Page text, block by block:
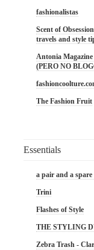
fashionalistas
Scent of
travels and style
Antonia Magazine
(PERO NO
The Fashion Fruit
Essentials
a pair and a
Trini
Flashes of Style
THE STYLING
Zebra Trash -